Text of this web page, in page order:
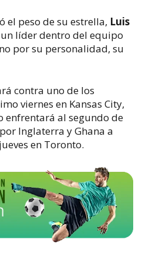
el peso de su estrella, Luis
líder dentro del equipo
por su personalidad, su
contra uno de los
viernes en Kansas City,
enfrentará al segundo de
Inglaterra y Ghana a
en Toronto.